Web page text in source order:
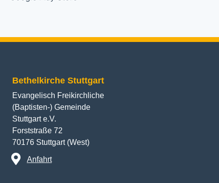
Bethelkirche Stuttgart
Evangelisch Freikirchliche
(Baptisten-) Gemeinde
Stuttgart e.V.
Forststraße 72
70176 Stuttgart (West)
Anfahrt